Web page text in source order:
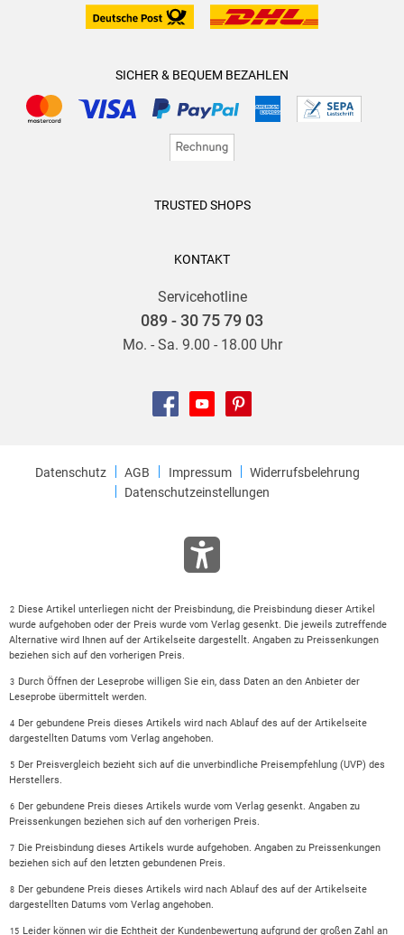
SICHER & BEQUEM BEZAHLEN
TRUSTED SHOPS
KONTAKT
Servicehotline
089 - 30 75 79 03
Mo. - Sa. 9.00 - 18.00 Uhr
Datenschutz AGB Impressum
Widerrufsbelehrung
Datenschutzeinstellungen
2
Diese Artikel unterliegen nicht der Preisbindung, die Preisbindung dieser Artikel
wurde aufgehoben oder der Preis wurde vom Verlag gesenkt. Die jeweils zutreffende
Alternative wird Ihnen auf der Artikelseite dargestellt. Angaben zu Preissenkungen
beziehen sich auf den vorherigen Preis.
3
Durch Öffnen der Leseprobe willigen Sie ein, dass Daten an den Anbieter der
Leseprobe übermittelt werden.
4
Der gebundene Preis dieses Artikels wird nach Ablauf des auf der Artikelseite
dargestellten Datums vom Verlag angehoben.
5
Der Preisvergleich bezieht sich auf die unverbindliche Preisempfehlung (UVP) des
Herstellers.
6
Der gebundene Preis dieses Artikels wurde vom Verlag gesenkt. Angaben zu
Preissenkungen beziehen sich auf den vorherigen Preis.
7
Die Preisbindung dieses Artikels wurde aufgehoben. Angaben zu Preissenkungen
beziehen sich auf den letzten gebundenen Preis.
8
Der gebundene Preis dieses Artikels wird nach Ablauf des auf der Artikelseite
dargestellten Datums vom Verlag angehoben.
15 Leider können wir die Echtheit der Kundenbewertung aufgrund der großen Zahl an